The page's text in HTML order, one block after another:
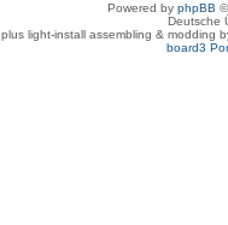
Powered by phpBB
Deutsche
plus light-install assembling & modding
board3